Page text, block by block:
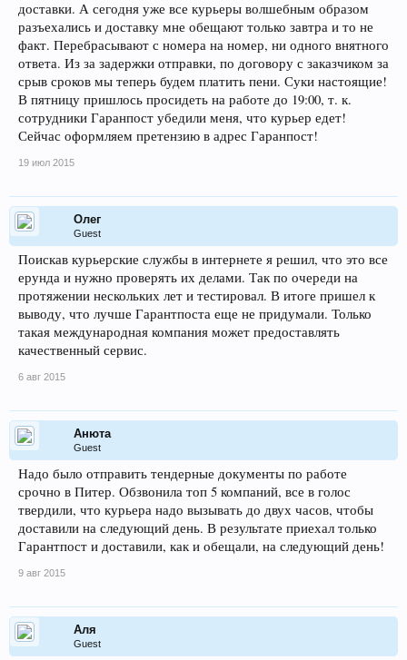
доставки. А сегодня уже все курьеры волшебным образом
разъехались и доставку мне обещают только завтра и то не
факт. Перебрасывают с номера на номер, ни одного внятного
ответа. Из за задержки отправки, по договору с заказчиком за
срыв сроков мы теперь будем платить пени. Суки настоящие!
В пятницу пришлось просидеть на работе до 19:00, т. к.
сотрудники Гаранпост убедили меня, что курьер едет!
Сейчас оформляем претензию в адрес Гаранпост!
19 июл 2015
Олег
Guest
Поискав курьерские службы в интернете я решил, что это все
ерунда и нужно проверять их делами. Так по очереди на
протяжении нескольких лет и тестировал. В итоге пришел к
выводу, что лучше Гарантпоста еще не придумали. Только
такая международная компания может предоставлять
качественный сервис.
6 авг 2015
Анюта
Guest
Надо было отправить тендерные документы по работе
срочно в Питер. Обзвонила топ 5 компаний, все в голос
твердили, что курьера надо вызывать до двух часов, чтобы
доставили на следующий день. В результате приехал только
Гарантпост и доставили, как и обещали, на следующий день!
9 авг 2015
Аля
Guest